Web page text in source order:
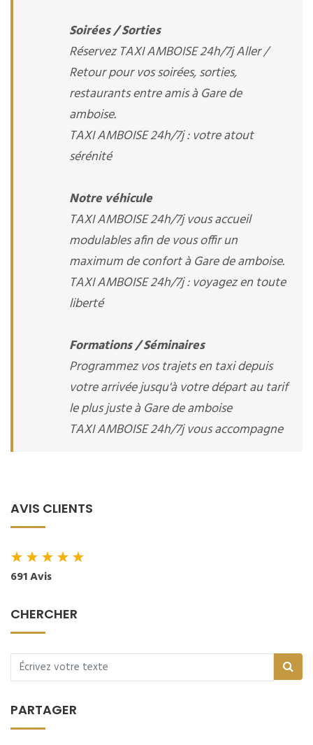
Soirées / Sorties
Réservez TAXI AMBOISE 24h/7j Aller /
Retour pour vos soirées, sorties,
restaurants entre amis à Gare de
amboise.
TAXI AMBOISE 24h/7j : votre atout
sérénité
Notre véhicule
TAXI AMBOISE 24h/7j vous accueil
modulables afin de vous offir un
maximum de confort à Gare de amboise.
TAXI AMBOISE 24h/7j : voyagez en toute
liberté
Formations / Séminaires
Programmez vos trajets en taxi depuis
votre arrivée jusqu'à votre départ au tarif
le plus juste à Gare de amboise
TAXI AMBOISE 24h/7j vous accompagne
AVIS CLIENTS
★★★★★
691 Avis
CHERCHER
PARTAGER